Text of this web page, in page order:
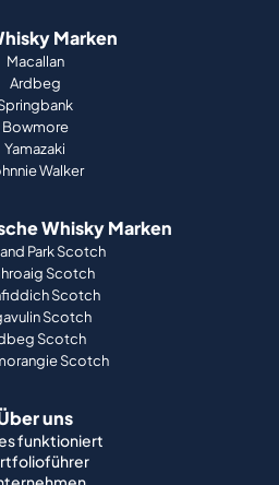
Marken
Macallan
Ardbeg
Springbank
Bowmore
Yamazaki
Whisky Marken
Park Scotch
Scotch
Scotch
Scotch
Scotch
uns
es funktioniert